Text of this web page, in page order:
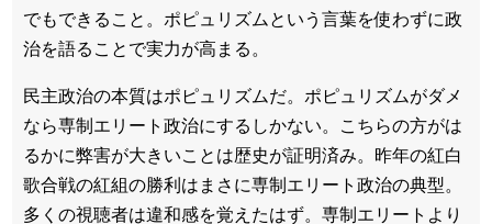
でもできること。ポピュリズムという言葉を使わずに政
治を語ることで実力が高まる。
民主政治の本質はポピュリズムだ。ポピュリズムがダメ
なら専制エリート政治にするしかない。こちらの方がは
るかに弊害が大きいことは歴史が証明済み。昨年の紅白
歌合戦の紅組の勝利はまさに専制エリート政治の典型。
多くの視聴者は違和感を覚えたはず。専制エリートより